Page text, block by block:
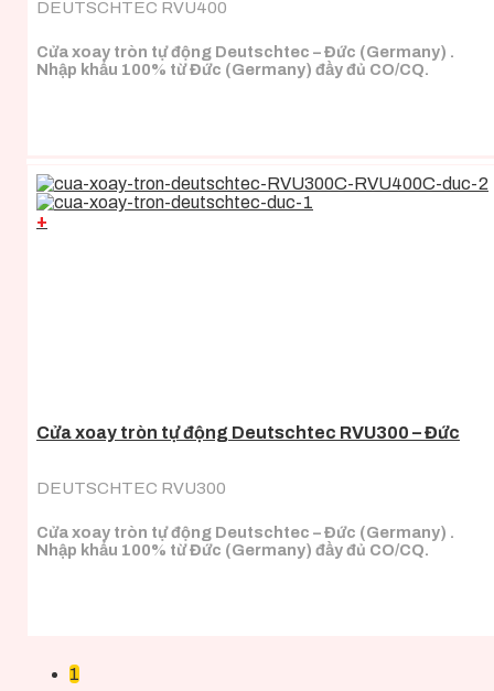
DEUTSCHTEC RVU400
Cửa xoay tròn tự động Deutschtec – Đức (Germany) .
Nhập khẩu 100% từ Đức (Germany) đầy đủ CO/CQ.
+
Cửa xoay tròn tự động Deutschtec RVU300 – Đức
DEUTSCHTEC RVU300
Cửa xoay tròn tự động Deutschtec – Đức (Germany) .
Nhập khẩu 100% từ Đức (Germany) đầy đủ CO/CQ.
1